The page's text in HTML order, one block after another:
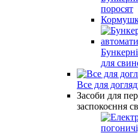
поросят
для
Все для
Засоби для
заспокоєння